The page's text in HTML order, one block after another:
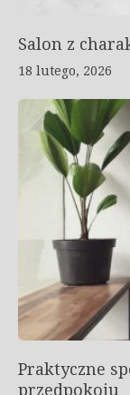
Salon z
18 lutego, 2026
Praktyczne
przedpokoju